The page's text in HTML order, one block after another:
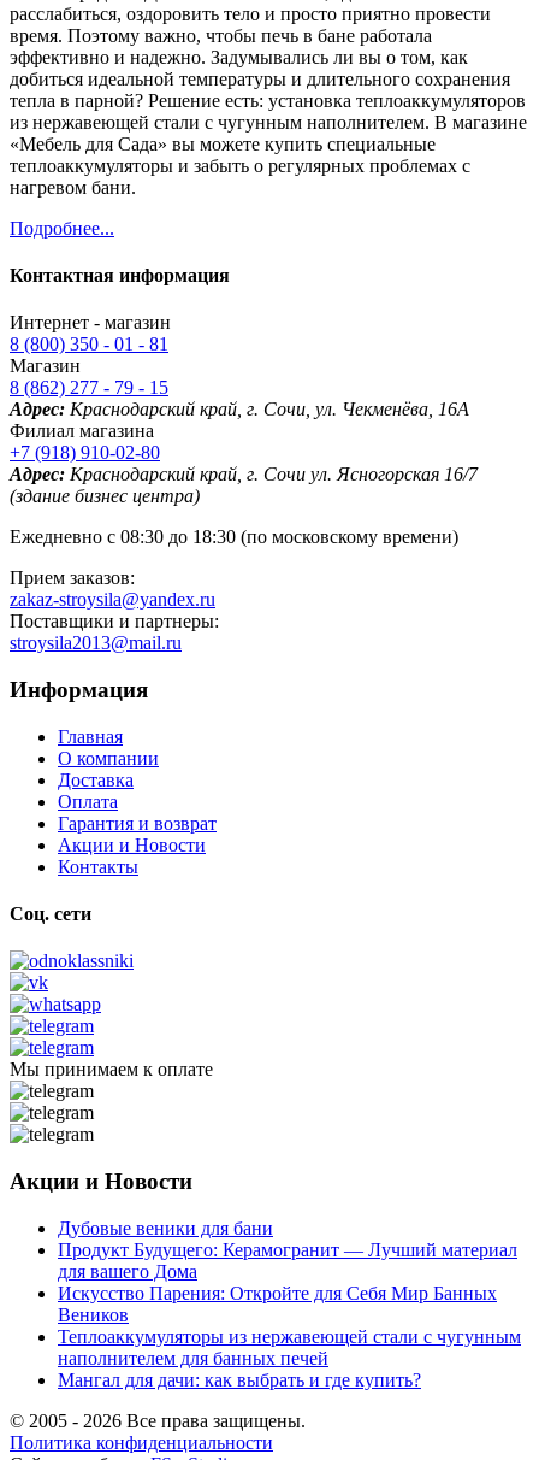
расслабиться, оздоровить тело и просто приятно провести
время. Поэтому важно, чтобы печь в бане работала
эффективно и надежно. Задумывались ли вы о том, как
добиться идеальной температуры и длительного сохранения
тепла в парной? Решение есть: установка теплоаккумуляторов
из нержавеющей стали с чугунным наполнителем. В магазине
«Мебель для Сада» вы можете купить специальные
теплоаккумуляторы и забыть о регулярных проблемах с
нагревом бани.
Подробнее...
Контактная информация
Интернет - магазин
8 (800) 350 - 01 - 81
Магазин
8 (862) 277 - 79 - 15
Адрес: Краснодарский край, г. Сочи, ул. Чекменёва, 16А
Филиал магазина
+7 (918) 910-02-80
Адрес: Краснодарский край, г. Сочи ул. Ясногорская 16/7
(здание бизнес центра)
Ежедневно с 08:30 до 18:30 (по московскому времени)
Прием заказов:
zakaz-stroysila@yandex.ru
Поставщики и партнеры:
stroysila2013@mail.ru
Информация
Главная
О компании
Доставка
Оплата
Гарантия и возврат
Акции и Новости
Контакты
Соц. сети
Мы принимаем к оплате
Акции и Новости
Дубовые веники для бани
Продукт Будущего: Керамогранит — Лучший материал
для вашего Дома
Искусство Парения: Откройте для Себя Мир Банных
Веников
Теплоаккумуляторы из нержавеющей стали с чугунным
наполнителем для банных печей
Мангал для дачи: как выбрать и где купить?
© 2005 - 2026 Все права защищены.
Политика конфиденциальности